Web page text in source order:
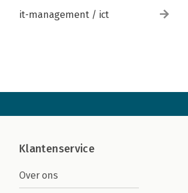
it-management / ict
Klantenservice
Over ons